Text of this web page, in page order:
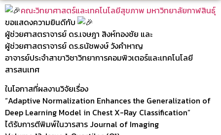
คณะวิทยาศาสตร์และเทคโนโลยีสุขภาพ มหาวิทยาลัยกาฬสินธุ์
ขอแสดงความยินดีกับ
ผู้ช่วยศาสตราจารย์ ดร.เจษฎา สิงห์ทองชัย และ
ผู้ช่วยศาสตราจารย์ ดร.ธนัชพงษ์ วังคำหาญ
อาจารย์ประจำสาขาวิชาวิทยาการคอมพิวเตอร์และเทคโนโลยี
สารสนเทศ
ในโอกาสที่ผลงานวิจัยเรื่อง
“Adaptive Normalization Enhances the Generalization of
Deep Learning Model in Chest X-Ray Classification”
ได้รับการตีพิมพ์ในวารสาร Journal of Imaging